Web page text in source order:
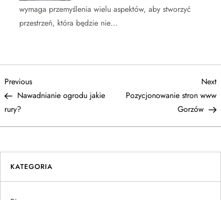
wymaga przemyślenia wielu aspektów, aby stworzyć
przestrzeń, która będzie nie…
N
a
w
i
g
Previous
Post
Previous
Nawadnianie ogrodu jakie
rury?
Next
Pozycjonowanie stron www
Gorzów
KATEGORIA